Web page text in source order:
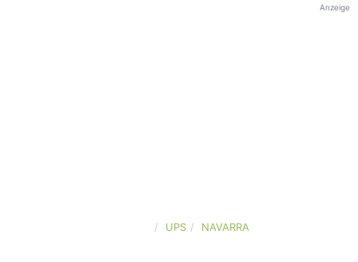
Anzeige
UPS NAVARRA